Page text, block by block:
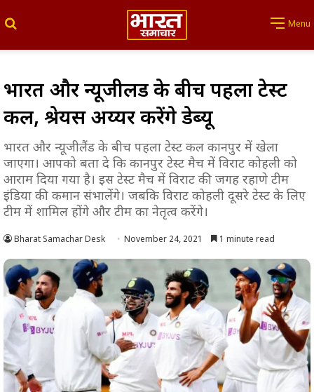
Menu
भारत और न्यूजीलैंड के बीच पहला टेस्ट
कल, श्रेयस अय्यर करेंगे डेब्यू
भारत और न्यूजीलैंड के बीच पहला टेस्ट कल कानपुर में खेला
जाएगा। आपको बता दे कि कानपुर टेस्ट मैच में विराट कोहली को
आराम दिया गया है। इस टेस्ट मैच में विराट की जगह रहाणे टीम
इंडिया की कमान संभालेंगे। जबकि विराट कोहली दूसरे टेस्ट के लिए
टीम में शामिल होंगे और टीम का नेतृत्व करेंगे।
Bharat Samachar Desk November 24, 2021 1 minute read